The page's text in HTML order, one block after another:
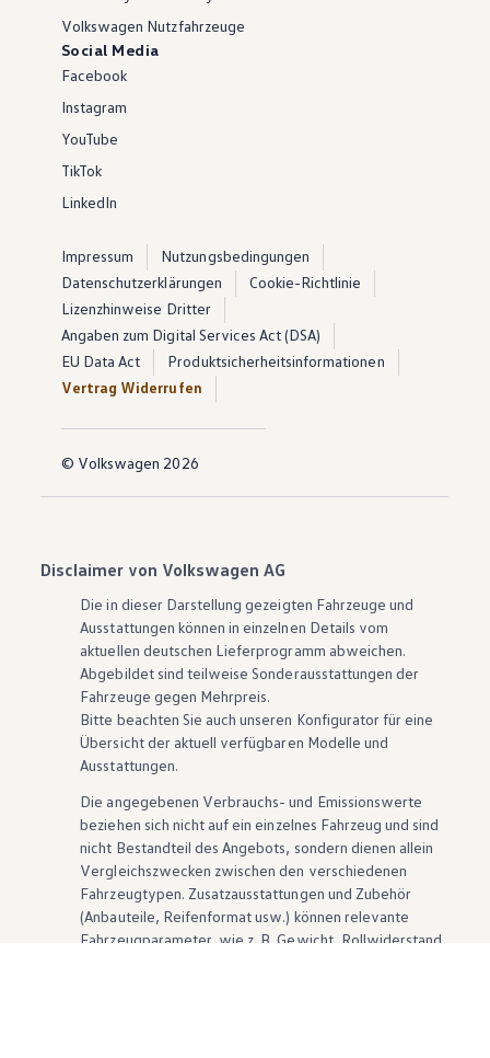
Volkswagen Nutzfahrzeuge
Social Media
Facebook
Instagram
YouTube
TikTok
LinkedIn
Impressum
Nutzungsbedingungen
Datenschutzerklärungen
Cookie-Richtlinie
Lizenzhinweise Dritter
Angaben zum Digital Services Act (DSA)
EU Data Act
Produktsicherheitsinformationen
Vertrag Widerrufen
© Volkswagen 2026
Disclaimer von Volkswagen AG
Die in dieser Darstellung gezeigten Fahrzeuge und
Ausstattungen können in einzelnen Details vom
aktuellen deutschen Lieferprogramm abweichen.
Abgebildet sind teilweise Sonderausstattungen der
Fahrzeuge gegen Mehrpreis.
Bitte beachten Sie auch unseren Konfigurator für eine
Übersicht der aktuell verfügbaren Modelle und
Ausstattungen.
Die angegebenen Verbrauchs- und Emissionswerte
beziehen sich nicht auf ein einzelnes Fahrzeug und sind
nicht Bestandteil des Angebots, sondern dienen allein
Vergleichszwecken zwischen den verschiedenen
Fahrzeugtypen. Zusatzausstattungen und Zubehör
(Anbauteile, Reifenformat usw.) können relevante
Fahrzeugparameter, wie z. B. Gewicht, Rollwiderstand